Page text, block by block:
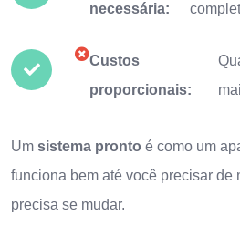
necessária:
Custos
proporcionais:
Um sistema pronto é como um
funciona bem até você precisar de
precisa se mudar.